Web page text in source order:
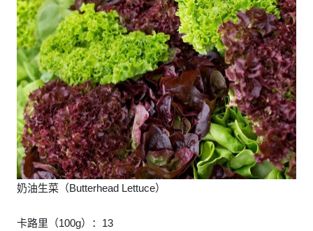
奶油生菜（Butterhead Lettuce）
卡路里（100g）：13